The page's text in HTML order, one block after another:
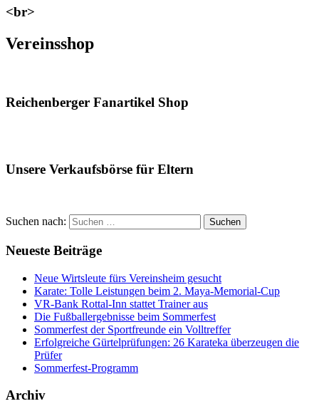
<br>
Vereinsshop
Reichenberger Fanartikel Shop
Unsere Verkaufsbörse für Eltern
Suchen nach: Suchen
Neueste Beiträge
Neue Wirtsleute fürs Vereinsheim gesucht
Karate: Tolle Leistungen beim 2. Maya-Memorial-Cup
VR-Bank Rottal-Inn stattet Trainer aus
Die Fußballergebnisse beim Sommerfest
Sommerfest der Sportfreunde ein Volltreffer
Erfolgreiche Gürtelprüfungen: 26 Karateka überzeugen die
Prüfer
Sommerfest-Programm
Archiv